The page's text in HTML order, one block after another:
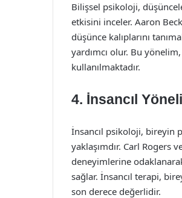
Bilişsel psikoloji,
etkisini inceler. Aaron
düşünce kalıplarını
yardımcı olur. Bu
kullanılmaktadır.
4. İnsancıl
İnsancıl psikoloji, bireyin
yaklaşımdır. Carl Rogers
deneyimlerine
sağlar. İnsancıl terapi,
son derece değerlidir.